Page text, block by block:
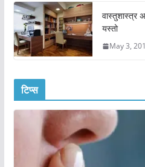
वास्तुशास्त्र
यस्तो
May 3,
टिप्स